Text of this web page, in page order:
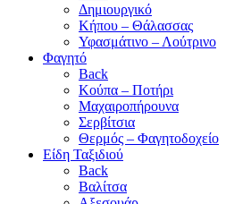
Δημιουργικό
Κήπου – Θάλασσας
Υφασμάτινο – Λούτρινο
Φαγητό
Back
Κούπα – Ποτήρι
Μαχαιροπήρουνα
Σερβίτσια
Θερμός – Φαγητοδοχείο
Είδη Ταξιδιού
Back
Βαλίτσα